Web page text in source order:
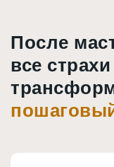
После
все